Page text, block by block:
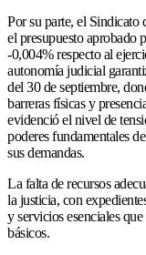
Por su parte, el
el presupuesto aprobado
-0,004% respecto al
autonomía judicial
del 30 de septiembre,
barreras físicas y
evidenció el nivel de
poderes fundamentales
sus demandas.
La falta de recursos
la justicia, con
y servicios esenciales
básicos.